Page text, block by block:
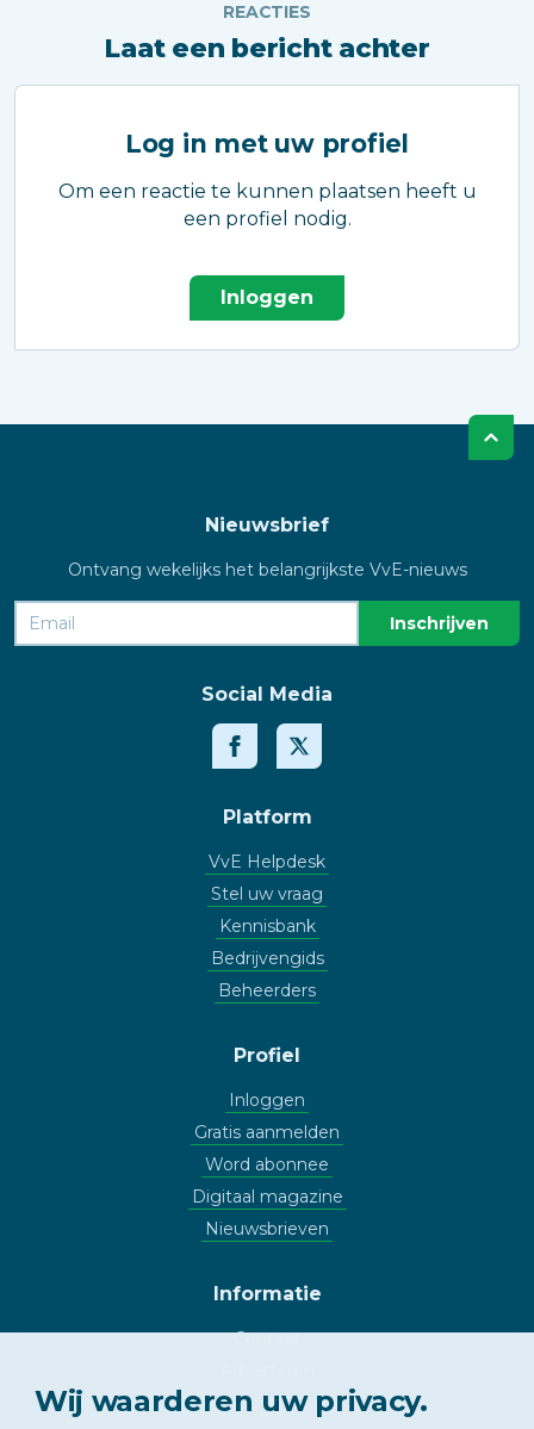
REACTIES
Laat een bericht achter
Log in met uw profiel
Om een reactie te kunnen plaatsen heeft u
een profiel nodig.
Inloggen
Nieuwsbrief
Ontvang wekelijks het belangrijkste VvE-nieuws
Social Media
Platform
VvE Helpdesk
Stel uw vraag
Kennisbank
Bedrijvengids
Beheerders
Profiel
Inloggen
Gratis aanmelden
Word abonnee
Digitaal magazine
Nieuwsbrieven
Informatie
Contact
Copyright
Wij waarderen uw privacy.